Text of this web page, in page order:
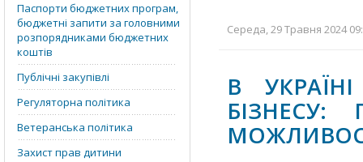
Паспорти бюджетних програм,
бюджетні запити за головними
розпорядниками бюджетних
коштів
Публічні закупівлі
Регуляторна політика
Ветеранська політика
Захист прав дитини
Середа, 29 Травня 2024
В
БІЗНЕСУ: